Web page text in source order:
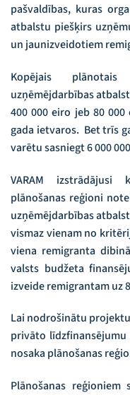
pašvaldības, kuras
atbalstu piešķirs
un jaunizveidotiem
Kopējais
uzņēmējdarbības
400 000 eiro jeb 80
gada ietvaros. Bet trīs
varētu sasniegt 6 000
VARAM
plānošanas reģioni
uzņēmējdarbības
vismaz vienam no
viena remigranta
valsts budžeta
izveide remigrantam uz
Lai nodrošinātu
privāto
nosaka plānošanas
Plānošanas reģioniem